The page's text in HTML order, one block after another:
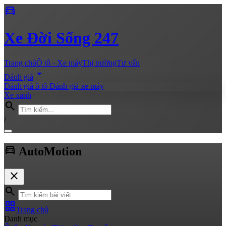
directions_car
Xe Đời Sống 247
Trang chủÔ tô - Xe máyThị trườngTư vấn
Đánh giá arrow_drop_down
Đánh giá ô tô Đánh giá xe máy
Xe xanh
search
/
directions_car AutoMotion
close
search
grid_viewTrang chủ
Danh mục